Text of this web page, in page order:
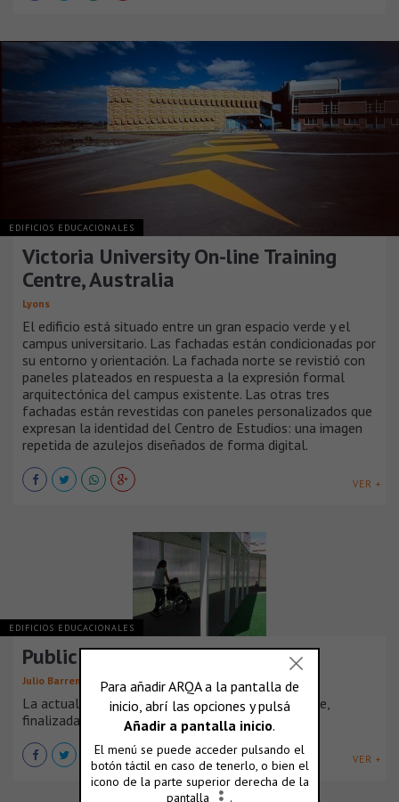
EDIFICIOS EDUCACIONALES
Victoria University On-line Training
Centre, Australia
Lyons
El edificio está situado entre un gran espacio verde y el
campus universitario. Las fachadas están condicionadas por
su entorno y orientación. La fachada norte se revistió con
paneles plateados en respuesta a la expresión formal
arquitectónica del campus existente. Las otras tres
fachadas están revestidas con paneles personalizados que
expresan la identidad del Centro de Estudios: una imagen
repetida de azulejos diseñados de forma digital.
VER +
EDIFICIOS EDUCACIONALES
Public school in Cádiz, Spain
Julio Barreno
La actual escuela, obra de Antonio Sánchez Esteve,
finalizada en 1963, se ubica en una [...]
VER +